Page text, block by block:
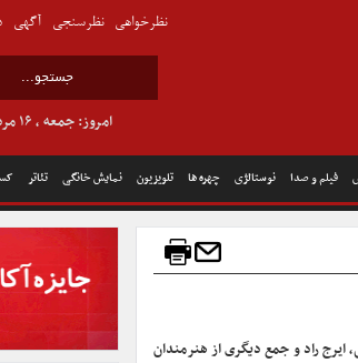
فیلم و صدا نوستالژی چهره ها تلویزیون نمایش خانگی تئاتر
امروز: جمعه , ۱۶ مرداد ۱۴۰۵
نظرخواهی نظرسنجی آگهی
ایرج راد و جمع دیگری از هنرمندان